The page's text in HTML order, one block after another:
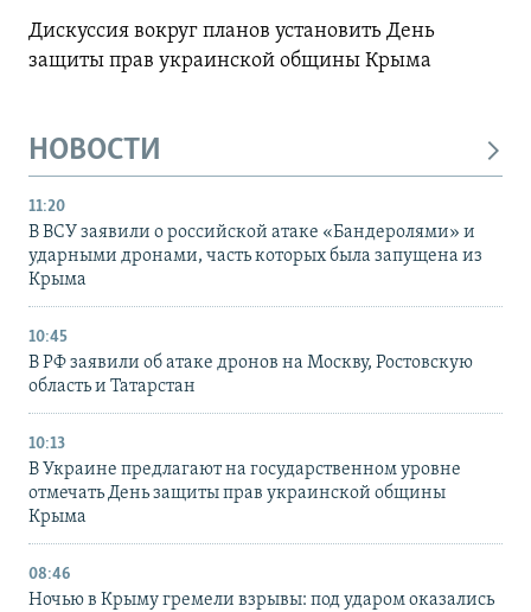
Дискуссия вокруг планов установить День
защиты прав украинской общины Крыма
НОВОСТИ
11:20
В ВСУ заявили о российской атаке «Бандеролями» и
ударными дронами, часть которых была запущена из
Крыма
10:45
В РФ заявили об атаке дронов на Москву, Ростовскую
область и Татарстан
10:13
В Украине предлагают на государственном уровне
отмечать День защиты прав украинской общины
Крыма
08:46
Ночью в Крыму гремели взрывы: под ударом оказались